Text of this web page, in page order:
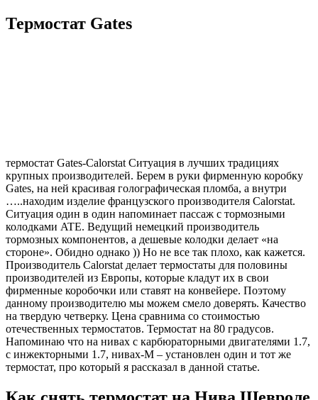
Термостат Gates
термостат Gates-Calorstat Ситуация в лучших традициях
крупных производителей. Берем в руки фирменную коробку
Gates, на ней красивая голографическая пломба, а внутри
…..находим изделие французского производителя Calorstat.
Ситуация один в один напоминает пассаж с тормозными
колодками ATE. Ведущий немецкий производитель
тормозных компонентов, а дешевые колодки делает «на
стороне». Обидно однако )) Но не все так плохо, как кажется.
Производитель Calorstat делает термостаты для половины
производителей из Европы, которые кладут их в свои
фирменные коробочки или ставят на конвейере. Поэтому
данному производителю мы можем смело доверять. Качество
на твердую четверку. Цена сравнима со стоимостью
отечественных термостатов. Термостат на 80 градусов.
Напоминаю что на нивах с карбюраторными двигателями 1.7,
с инжекторными 1.7, нивах-М – установлен один и тот же
термостат, про который я рассказал в данной статье.